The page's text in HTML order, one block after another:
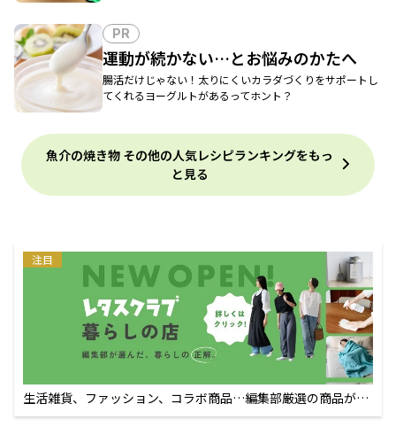
PR
運動が続かない…とお悩みのかたへ
腸活だけじゃない！太りにくいカラダづくりをサポートし
てくれるヨーグルトがあるってホント？
魚介の焼き物 その他の人気レシピランキングをもっ
と見る
注目
生活雑貨、ファッション、コラボ商品…編集部厳選の商品が買
えるECサイト